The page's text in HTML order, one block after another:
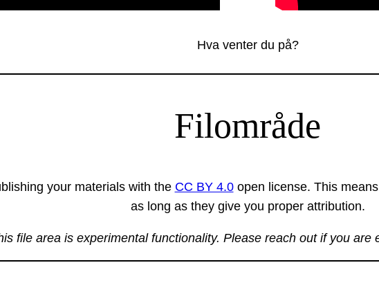
Hva venter du på?
Filområde
your materials with the CC BY 4.0open license. This
as long as they give you proper attribution.
file area is experimental functionality. Please reach out if you are